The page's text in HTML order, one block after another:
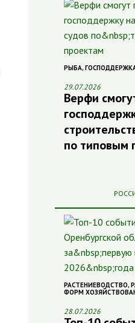
РЫБА,
29.07.2026
Верфи
по типовым
РАСТЕНИЕВОДСТВО,
ФОРМ
28.07.2026